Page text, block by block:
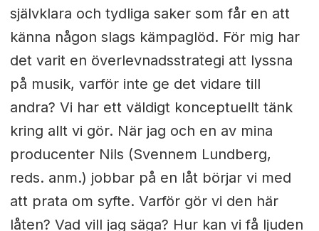
självklara och tydliga saker som får en att
känna någon slags kämpaglöd. För mig har
det varit en överlevnadsstrategi att lyssna
på musik, varför inte ge det vidare till
andra? Vi har ett väldigt konceptuellt tänk
kring allt vi gör. När jag och en av mina
producenter Nils (Svennem Lundberg,
reds. anm.) jobbar på en låt börjar vi med
att prata om syfte. Varför gör vi den här
låten? Vad vill jag säga? Hur kan vi få ljuden